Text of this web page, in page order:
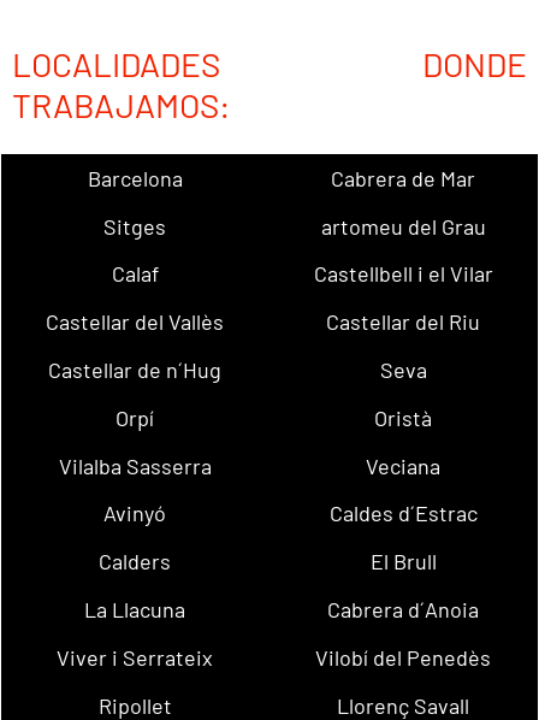
LOCALIDADES DONDE
TRABAJAMOS:
Barcelona
Cabrera de Mar
Sitges
artomeu del Grau
Calaf
Castellbell i el Vilar
Castellar del Vallès
Castellar del Riu
Castellar de n´Hug
Seva
Orpí
Oristà
Vilalba Sasserra
Veciana
Avinyó
Caldes d´Estrac
Calders
El Brull
La Llacuna
Cabrera d´Anoia
Viver i Serrateix
Vilobí del Penedès
Ripollet
Llorenç Savall